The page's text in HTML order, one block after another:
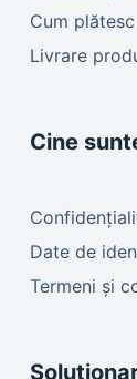
Cum plătesc
Livrare
Cine
Date de
Termeni și